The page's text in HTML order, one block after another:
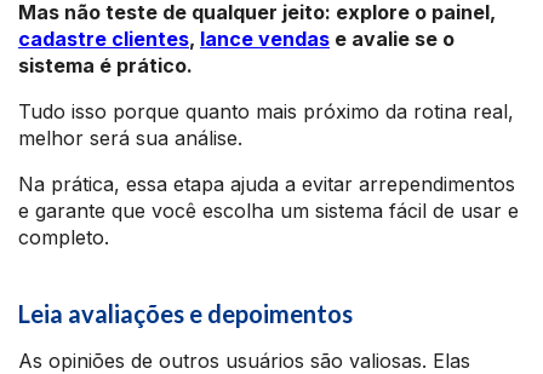
Mas não teste de qualquer jeito: explore o painel,
cadastre clientes, lance vendas e avalie se o
sistema é prático.
Tudo isso porque quanto mais próximo da rotina real,
melhor será sua análise.
Na prática, essa etapa ajuda a evitar arrependimentos
e garante que você escolha um sistema fácil de usar e
completo.
Leia avaliações e depoimentos
As opiniões de outros usuários são valiosas. Elas